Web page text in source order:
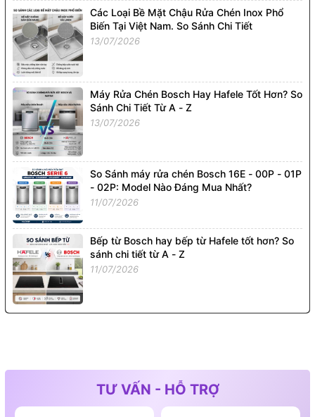
Các Loại Bề Mặt Chậu Rửa Chén Inox Phổ
Biến Tại Việt Nam. So Sánh Chi Tiết
13/07/2026
Máy Rửa Chén Bosch Hay Hafele Tốt Hơn? So
Sánh Chi Tiết Từ A - Z
13/07/2026
So Sánh máy rửa chén Bosch 16E - 00P - 01P
- 02P: Model Nào Đáng Mua Nhất?
11/07/2026
Bếp từ Bosch hay bếp từ Hafele tốt hơn? So
sánh chi tiết từ A - Z
11/07/2026
TƯ VẤN - HỖ TRỢ